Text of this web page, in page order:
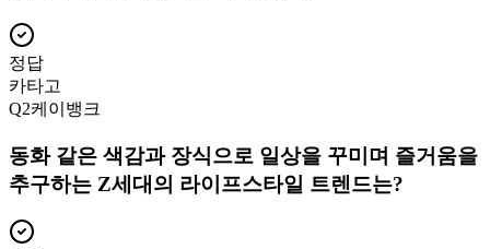
정답
카타고
Q2케이뱅크
동화 같은 색감과 장식으로 일상을 꾸미며 즐거움을
추구하는 Z세대의 라이프스타일 트렌드는?